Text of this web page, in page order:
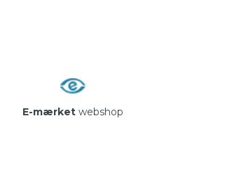
E-mærket webshop